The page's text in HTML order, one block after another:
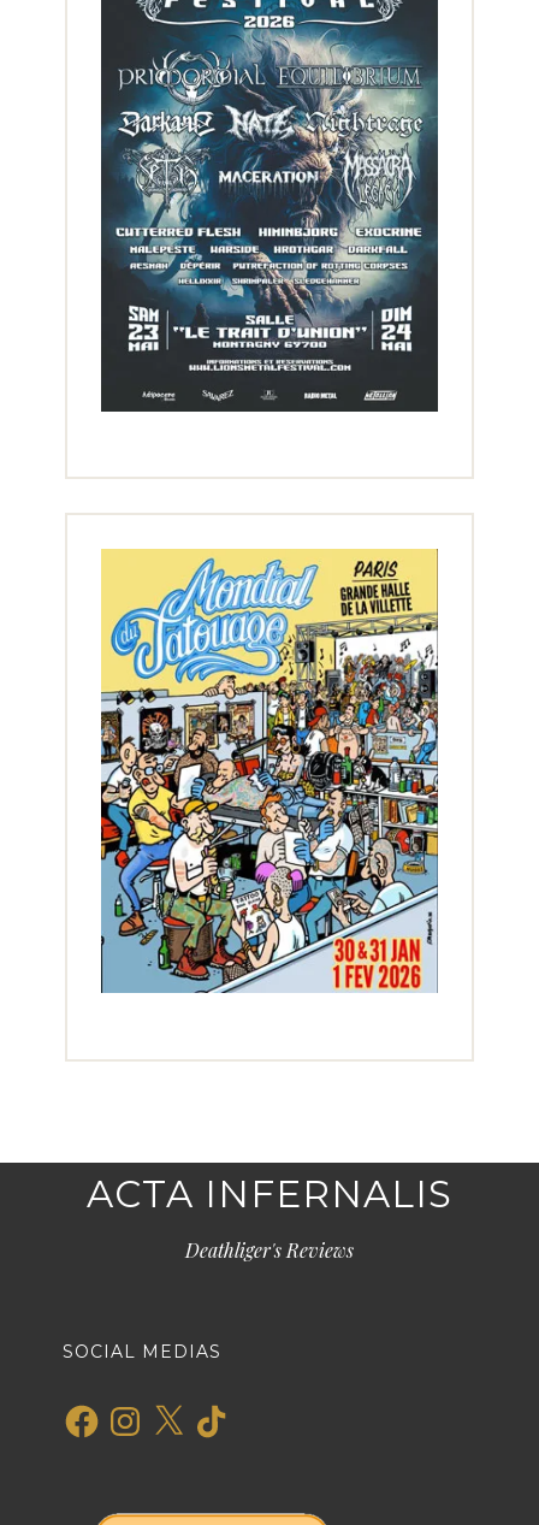
ACTA INFERNALIS
Deathliger's Reviews
SOCIAL MEDIAS
FacebookInstagram
X TikTok